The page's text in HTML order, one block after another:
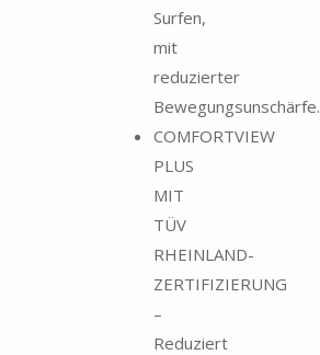
Surfen,
mit
reduzierter
Bewegungsunschärfe.
COMFORTVIEW
PLUS
MIT
TÜV
RHEINLAND-
ZERTIFIZIERUNG
–
Reduziert